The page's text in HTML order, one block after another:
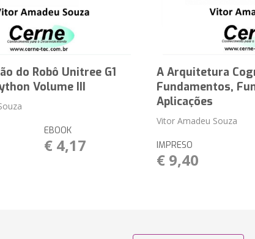
do Robô Unitree G1
Volume III
EBOOK
€ 4,17
A Arquitetura
Fundamentos,
Aplicações
Vitor Amadeu Souza
IMPRESO
€ 9,40